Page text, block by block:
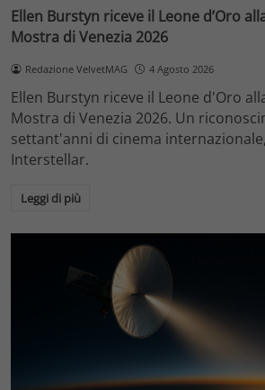
Ellen Burstyn riceve il Leone d’Oro
Mostra di Venezia 2026
Redazione VelvetMAG 4 Agosto 2026
Ellen Burstyn riceve il Leone d'Oro
Mostra di Venezia 2026. Un
settant'anni di cinema
Interstellar.
Leggi di più